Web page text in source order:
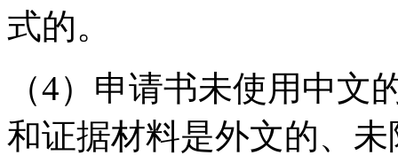
式的。
（4）申请书未使用中
和证据材料是外文的、